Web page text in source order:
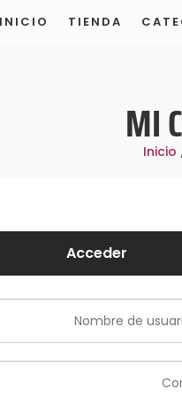
INICIO TIENDA
MIInicio
Acceder